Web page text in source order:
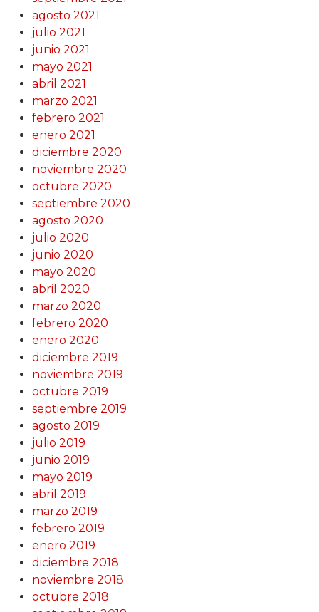
agosto 2021
julio 2021
junio 2021
mayo 2021
abril 2021
marzo 2021
febrero 2021
enero 2021
diciembre 2020
noviembre 2020
octubre 2020
septiembre 2020
agosto 2020
julio 2020
junio 2020
mayo 2020
abril 2020
marzo 2020
febrero 2020
enero 2020
diciembre 2019
noviembre 2019
octubre 2019
septiembre 2019
agosto 2019
julio 2019
junio 2019
mayo 2019
abril 2019
marzo 2019
febrero 2019
enero 2019
diciembre 2018
noviembre 2018
octubre 2018